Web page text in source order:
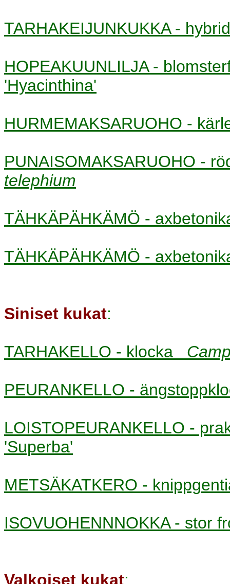
TARHAKEIJUNKUKKA -
HOPEAKUUNLILJA -
'Hyacinthina'
HURMEMAKSARUOHO -
PUNAISOMAKSARUOHO -
telephium
TÄHKÄPÄHKÄMÖ -
TÄHKÄPÄHKÄMÖ -
Siniset kukat:
TARHAKELLO - klocka
PEURANKELLO -
LOISTOPEURANKELLO -
'Superba'
METSÄKATKERO -
ISOVUOHENNNOKKA - stor
Valkoiset kukat: